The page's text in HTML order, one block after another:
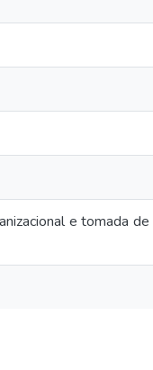
e tomada de